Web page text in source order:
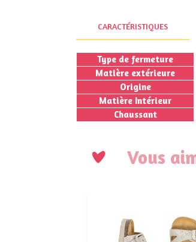
CARACTÉRISTIQUES
Type de fermeture
Matière extérieure
Origine
Matière Intérieur
Chaussant
Vous